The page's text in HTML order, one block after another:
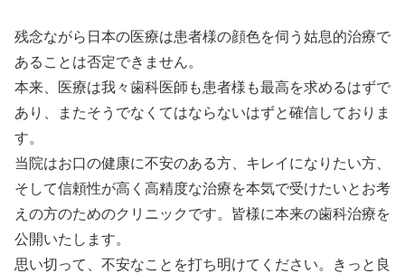
残念ながら日本の医療は患者様の顔色を伺う姑息的治療で
あることは否定できません。
本来、医療は我々歯科医師も患者様も最高を求めるはずで
あり、またそうでなくてはならないはずと確信しておりま
す。
当院はお口の健康に不安のある方、キレイになりたい方、
そして信頼性が高く高精度な治療を本気で受けたいとお考
えの方のためのクリニックです。皆様に本来の歯科治療を
公開いたします。
思い切って、不安なことを打ち明けてください。きっと良